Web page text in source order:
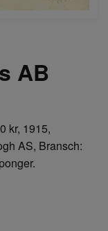
AB
kr, 1915,
AS, Bransch: